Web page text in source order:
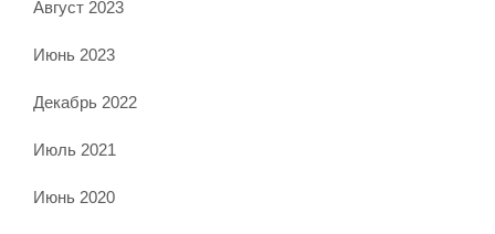
Август 2023
Июнь 2023
Декабрь 2022
Июль 2021
Июнь 2020